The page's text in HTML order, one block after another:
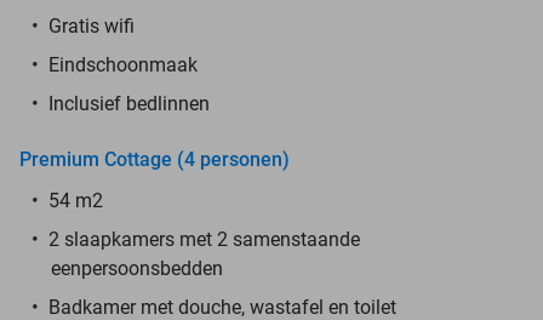
Gratis wifi
Eindschoonmaak
Inclusief bedlinnen
Premium Cottage (4 personen)
54 m2
2 slaapkamers met 2 samenstaande
eenpersoonsbedden
Badkamer met douche, wastafel en toilet